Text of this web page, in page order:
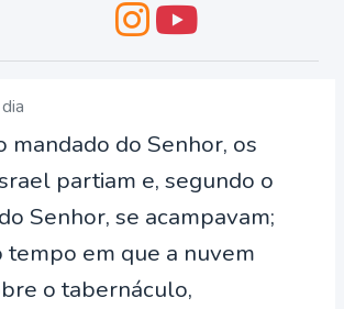
mandado do Senhor, os
partiam e, segundo o
Senhor, se acampavam;
tempo em que a nuvem
o tabernáculo,